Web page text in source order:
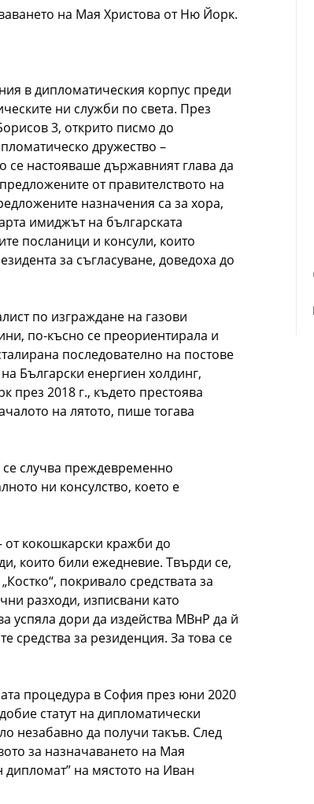
на Мая Христова от Ню Йорк.
в дипломатическия корпус преди
ни служби по света. През
3, открито писмо до
дружество –
настояваше държавният глава да
от правителството на
назначения са за хора,
имиджът на българската
посланици и консули, които
за съгласуване, доведоха до
по изграждане на газови
по-късно се преориентирала и
последователно на постове
Български енергиен холдинг,
през 2018 г., където престоява
на лятото, пише тогава
случва преждевременно
ни консулство, което е
от кокошкарски кражби до
които били ежедневие. Твърди се,
покривало средствата за
разходи, изписвани като
успяла дори да издейства МВнР да й
средства за резиденция. За това се
процедура в София през юни 2020
статут на дипломатически
незабавно да получи такъв. След
за назначаването на Мая
на мястото на Иван